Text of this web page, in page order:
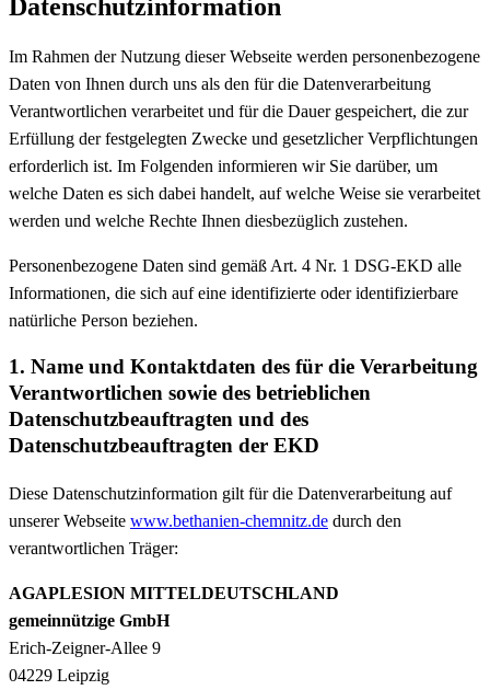
Datenschutzinformation
Im Rahmen der Nutzung dieser Webseite werden personenbezogene
Daten von Ihnen durch uns als den für die Datenverarbeitung
Verantwortlichen verarbeitet und für die Dauer gespeichert, die zur
Erfüllung der festgelegten Zwecke und gesetzlicher Verpflichtungen
erforderlich ist. Im Folgenden informieren wir Sie darüber, um
welche Daten es sich dabei handelt, auf welche Weise sie verarbeitet
werden und welche Rechte Ihnen diesbezüglich zustehen.
Personenbezogene Daten sind gemäß Art. 4 Nr. 1 DSG-EKD alle
Informationen, die sich auf eine identifizierte oder identifizierbare
natürliche Person beziehen.
1. Name und Kontaktdaten des für die Verarbeitung
Verantwortlichen sowie des betrieblichen
Datenschutzbeauftragten und des
Datenschutzbeauftragten der EKD
Diese Datenschutzinformation gilt für die Datenverarbeitung auf
unserer Webseite www.bethanien-chemnitz.de durch den
verantwortlichen Träger:
AGAPLESION MITTELDEUTSCHLAND
gemeinnützige GmbH
Erich-Zeigner-Allee 9
04229 Leipzig